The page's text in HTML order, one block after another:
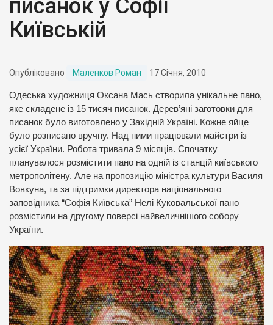
писанок у Софії
Київській
Опубліковано Маленков Роман 17 Січня, 2010
Одеська художниця Оксана Мась створила унікальне пано,
яке складене із 15 тисяч писанок. Дерев’яні заготовки для
писанок було виготовлено у Західній Україні. Кожне яйце
було розписано вручну. Над ними працювали майстри із
усієї України. Робота тривала 9 місяців. Спочатку
планувалося розмістити пано на одній із станцій київського
метрополітену. Але на пропозицію міністра культури Василя
Вовкуна, та за підтримки директора національного
заповідника “Софія Київська” Нелі Куковальської пано
розмістили на другому поверсі найвеличнішого собору
України.